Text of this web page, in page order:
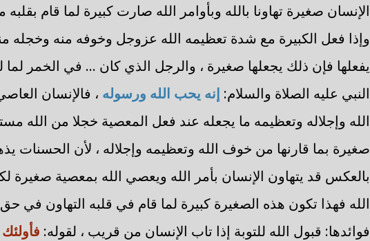
الإنسان صغيرة تهاونا بالله وبأوامر الله صارت كبيرة لما قام
وإذا فعل الكبيرة مع شدة تعظيمه الله عزوجل وخوفه منه
يفعلها فإن ذلك يجعلها صغيرة ، والرجل الذي كان ... في الخمر لما
النبي عليه الصلاة والسلام: إنه يحب الله ورسوله ، فالإنسان
الله وإجلاله وتعظيمه ما يجعله عند فعل المعصية خجلا من الله
صغيرة بما قارنها من خوف الله وتعظيمه وإجلاله ، لأن الحسنات
بالعكس قد يتهاون الإنسان بأمر الله ويعصي الله بمعصية صغيرة
الله فهذا تكون هذه الصغيرة كبيرة لما قام في قلبه التهاون في
فوائدها: قبول الله للتوبة إذا تاب الإنسان من قريب ، لقوله: